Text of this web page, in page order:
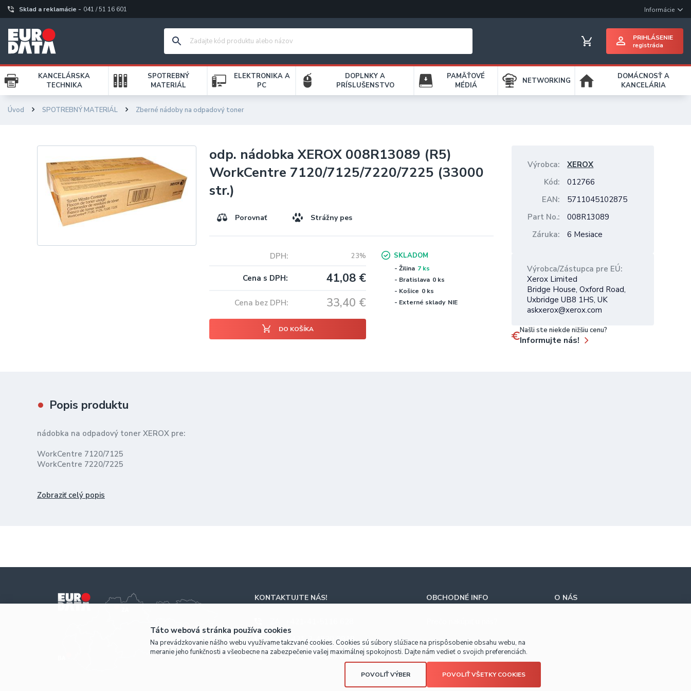
Sklad a reklamácie - 041 / 51 16 601 Informácie
PRIHLÁSENIE
registrácia
KANCELÁRSKA
TECHNIKA
SPOTREBNÝ
MATERIÁL
ELEKTRONIKA A
PC
DOPLNKY A
PRÍSLUŠENSTVO
PAMÄŤOVÉ
MÉDIÁ
NETWORKING
DOMÁCNOSŤ A
KANCELÁRIA
Úvod SPOTREBNÝ MATERIÁL Zberné nádoby na odpadový toner
odp. nádobka XEROX 008R13089 (R5)
WorkCentre 7120/7125/7220/7225 (33000
str.)
Porovnať Strážny pes
DPH 23%
Cena s DPH 41,08 €
Cena bez DPH 33,40 €
DO KOŠÍKA
SKLADOM
- Žilina 7 ks
- Bratislava 0 ks
- Košice 0 ks
- Externé sklady NIE
Výrobca
XEROX
Kód
012766
EAN
5711045102875
Part No.
008R13089
Záruka
6 Mesiace
Výrobca/Zástupca pre EÚ
Xerox Limited
Bridge House, Oxford Road,
Uxbridge UB8 1HS, UK
askxerox@xerox.com
Našli ste niekde nižšiu cenu?
Informujte nás!
Popis produktu
nádobka na odpadový toner XEROX pre:
WorkCentre 7120/7125
WorkCentre 7220/7225
Zobraziť celý popis
KONTAKTUJTE NÁS!
BA +421-2-4820 9918
KE +421-55-7289 653
OBCHODNÉ INFO O NÁS
Táto webová stránka používa cookies
Na prevádzkovanie nášho webu využívame takzvané cookies. Cookies sú súbory slúžiace na prispôsobenie obsahu webu, na
meranie jeho funkčnosti a všeobecne na zabezpečenie vašej maximálnej spokojnosti. Dajte nám vedieť o svojich preferenciách.
POVOLIŤ VÝBER POVOLIŤ VŠETKY COOKIES